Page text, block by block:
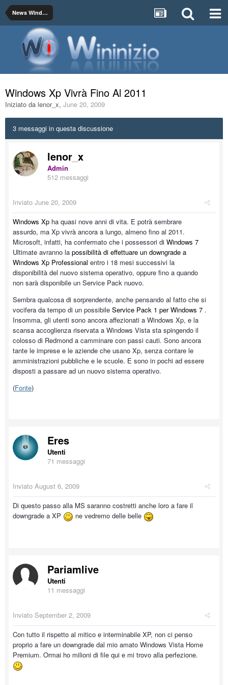
News Windows
Windows Xp Vivrà Fino Al 2011
Iniziato da lenor_x, June 20, 2009
3 messaggi in questa discussione
lenor_x
Admin
512 messaggi
Inviato June 20, 2009
Windows Xp ha quasi nove anni di vita. E potrà sembrare
assurdo, ma Xp vivrà ancora a lungo, almeno fino al 2011.
Microsoft, infatti, ha confermato che i possessori di Windows 7
Ultimate avranno la possibilità di effettuare un downgrade a
Windows Xp Professional entro i 18 mesi successivi la
disponibilità del nuovo sistema operativo, oppure fino a quando
non sarà disponibile un Service Pack nuovo.
Sembra qualcosa di sorprendente, anche pensando al fatto che si
vocifera da tempo di un possibile Service Pack 1 per Windows 7 .
Insomma, gli utenti sono ancora affezionati a Windows Xp, e la
scansa accoglienza riservata a Windows Vista sta spingendo il
colosso di Redmond a camminare con passi cauti. Sono ancora
tante le imprese e le aziende che usano Xp, senza contare le
amministrazioni pubbliche e le scuole. E sono in pochi ad essere
disposti a passare ad un nuovo sistema operativo.
(Fonte)
Eres
Utenti
71 messaggi
Inviato August 6, 2009
Di questo passo alla MS saranno costretti anche loro a fare il
downgrade a XP
ne vedremo delle belle
Pariamlive
Utenti
11 messaggi
Inviato September 2, 2009
Con tutto il rispetto al mitico e interminabile XP, non ci penso
proprio a fare un downgrade dal mio amato Windows Vista Home
Premium. Ormai ho milioni di file qui e mi trovo alla perfezione.